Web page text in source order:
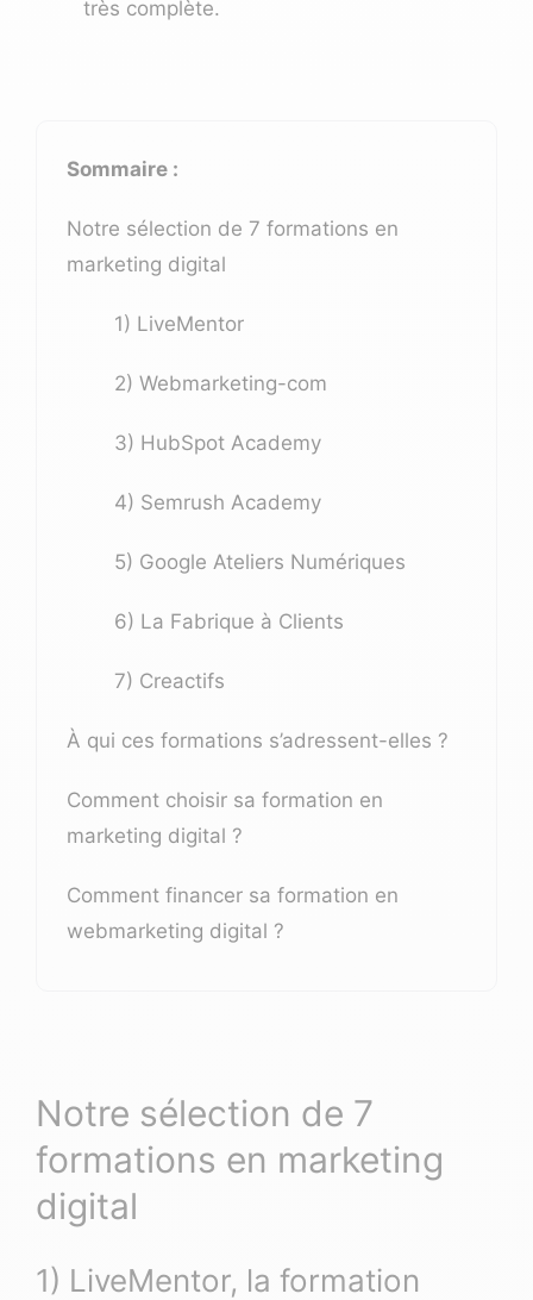
très complète.
Sommaire :
Notre sélection de 7 formations en
marketing digital
1) LiveMentor
2) Webmarketing-com
3) HubSpot Academy
4) Semrush Academy
5) Google Ateliers Numériques
6) La Fabrique à Clients
7) Creactifs
À qui ces formations s’adressent-elles ?
Comment choisir sa formation en
marketing digital ?
Comment financer sa formation en
webmarketing digital ?
Notre sélection de 7
formations en marketing
digital
1) LiveMentor, la formation